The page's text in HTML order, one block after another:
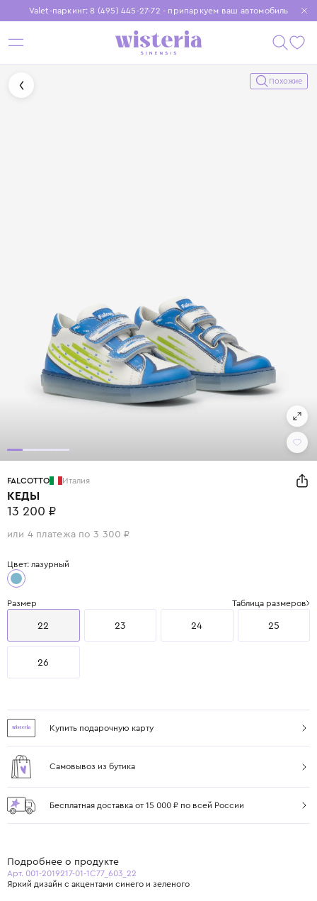
Valet-паркинг: 8 (495) 445-27-72 - припаркуем ваш автомобиль
Бесплатная доставка при заказе от 15 000 ₽
Установите приложение, чтобы покупки были еще удобнее
Похожие
FALCOTTO Италия
КЕДЫ
13 200 ₽
или 4 платежа по 3 300 ₽
Цвет: лазурный
Размер Таблица размеров
22 23 24 25
26
Купить подарочную карту
Самовывоз из бутика
Бесплатная доставка от 15 000 ₽ по всей России
Подробнее о продукте
Арт. 001-2019217-01-1C77_603_22
Яркий дизайн с акцентами синего и зеленого